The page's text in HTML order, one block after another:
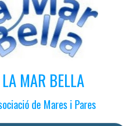
MAR BELLA
de Mares i Pares